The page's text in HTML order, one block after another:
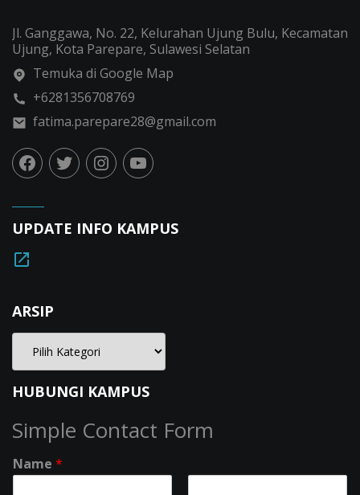
Jl. Ganggawa, No. 22, Kelurahan Ujung Bulu, Kecamatan
Ujung, Kota Parepare, Sulawesi Selatan
Temuka di Google Map
+6281356708769
fatima.parepare28@gmail.com
UPDATE INFO KAMPUS
ARSIP
HUBUNGI KAMPUS
Simple Contact Form
Name *